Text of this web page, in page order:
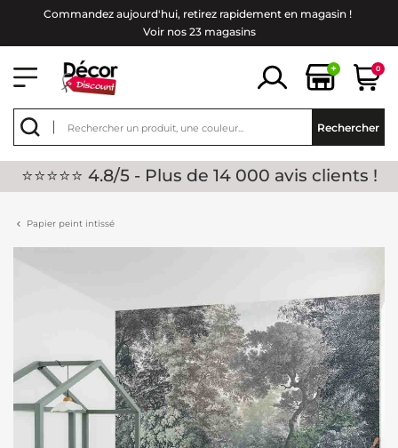
Commandez aujourd'hui, retirez rapidement en magasin !
Voir nos 23 magasins
+ 0
Rechercher
⭐⭐⭐⭐⭐ 4.8/5 - Plus de 14 000 avis clients !
Papier peint intissé